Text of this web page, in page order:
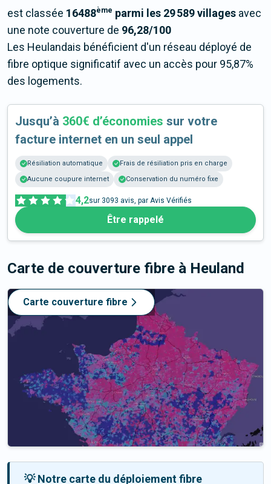
est classée 16488ème parmi les 29 589 villages avec
une note couverture de 96,28/100
Les Heulandais bénéficient d'un réseau déployé de
fibre optique significatif avec un accès pour 95,87%
des logements.
Jusqu’à 360€ d’économies sur votre
facture internet en un seul appel
Résiliation automatique
Frais de résiliation pris en charge
Aucune coupure internet
Conservation du numéro fixe
4,2sur 3093 avis, par Avis Vérifiés
Être rappelé
Carte de couverture fibre à Heuland
Carte couverture fibre
💡 Notre carte du déploiement fibre